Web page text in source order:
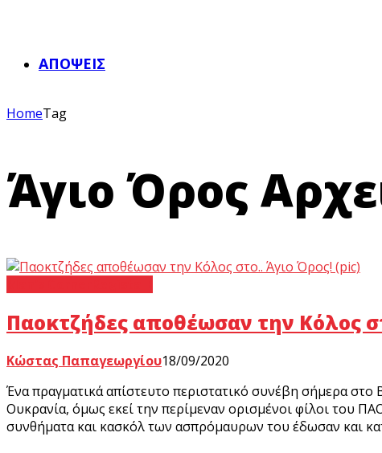
ΑΠΌΨΕΙΣ
HomeTag
Άγιο Όρος
Παοκτζήδες αποθέωσαν την Κόλος
Κώστας Παπαγεωργίου18/09/2020
Ένα πραγματικά απίστευτο περιστατικό συνέβη σήμερα
Ουκρανία, όμως εκεί την περίμεναν ορισμένοι φίλοι του
συνθήματα και κασκόλ των ασπρόμαυρων του έδωσαν και